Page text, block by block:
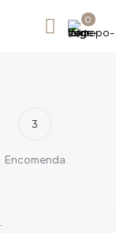
0
3
Encomenda